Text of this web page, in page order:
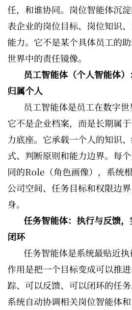
任，和谁协同。岗位智能体沉
表企业的岗位目标、岗位知识
能力。它不是某个具体员工的
世界中的责任镜像。
员工智能体（个人智能体）
归属个人
员工智能体是员工在数字世
它不是企业档案，而是长期属
力底座。它承载一个人的知识
式、判断原则和能力边界。每
同的Role（角色画像），系统
公司空间、任务目标和权限边
身。
任务智能体：执行与反馈
闭环
任务智能体是系统最贴近
作用是把一个目标变成可以推
踪、可以反馈、可以闭环的任务
系统自动协调相关岗位智能体